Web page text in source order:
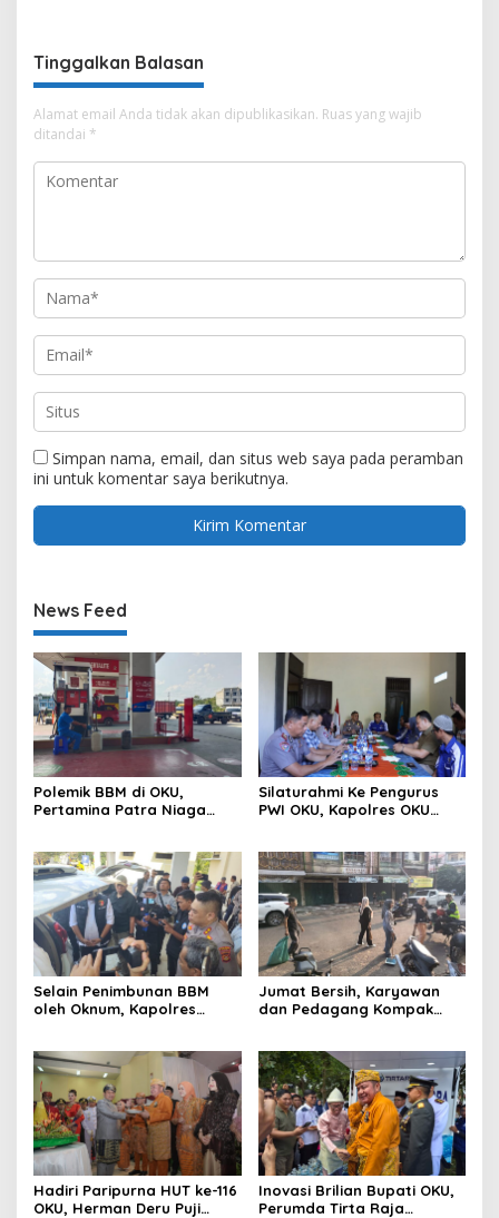
Tinggalkan Balasan
Alamat email Anda tidak akan dipublikasikan. Ruas yang wajib
ditandai *
Simpan nama, email, dan situs web saya pada peramban
ini untuk komentar saya berikutnya.
News Feed
Polemik BBM di OKU,
Pertamina Patra Niaga
BBM Subsidi dan Perkuat
Pengawasan di Kabupaten
Ogan Komering Ulu
Silaturahmi Ke Pengurus
PWI OKU, Kapolres OKU
Selain Penimbunan BBM
oleh Oknum, Kapolres
Niaga Bungkam
Jumat Bersih, Karyawan
dan Pedagang Kompak
Hadiri Paripurna HUT ke-116
OKU, Herman Deru Puji
Inovasi Brilian Bupati OKU,
Perumda Tirta Raja